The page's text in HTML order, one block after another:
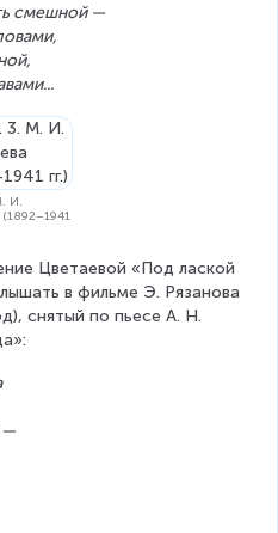
смешной —
И.
(1892–1941
Цветаевой «Под лаской
в фильме Э. Рязанова
снятый по пьесе А. Н.
—